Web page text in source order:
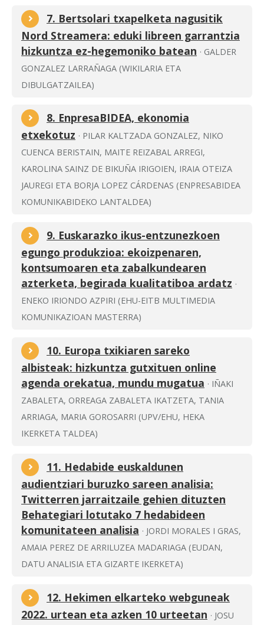
7. Bertsolari txapelketa nagusitik
Nord Streamera: eduki libreen garrantzia
hizkuntza ez-hegemoniko batean · GALDER
GONZALEZ LARRAÑAGA (WIKILARIA ETA
DIBULGATZAILEA)
8. EnpresaBIDEA, ekonomia
etxekotuz · PILAR KALTZADA GONZALEZ, NIKO
CUENCA BERISTAIN, MAITE REIZABAL ARREGI,
KAROLINA SAINZ DE BIKUÑA IRIGOIEN, IRAIA OTEIZA
JAUREGI ETA BORJA LOPEZ CÁRDENAS (ENPRESABIDEA
KOMUNIKABIDEKO LANTALDEA)
9. Euskarazko ikus-entzunezkoen
egungo produkzioa: ekoizpenaren,
kontsumoaren eta zabalkundearen
azterketa, begirada kualitatiboa ardatz ·
ENEKO IRIONDO AZPIRI (EHU-EITB MULTIMEDIA
KOMUNIKAZIOAN MASTERRA)
10. Europa txikiaren sareko
albisteak: hizkuntza gutxituen online
agenda orekatua, mundu mugatua · IÑAKI
ZABALETA, ORREAGA ZABALETA IKATZETA, TANIA
ARRIAGA, MARIA GOROSARRI (UPV/EHU, HEKA
IKERKETA TALDEA)
11. Hedabide euskaldunen
audientziari buruzko sareen analisia:
Twitterren jarraitzaile gehien dituzten
Behategiari lotutako 7 hedabideen
komunitateen analisia · JORDI MORALES I GRAS,
AMAIA PEREZ DE ARRILUZEA MADARIAGA (EUDAN,
DATU ANALISIA ETA GIZARTE IKERKETA)
12. Hekimen elkarteko webguneak
2022. urtean eta azken 10 urteetan · JOSU